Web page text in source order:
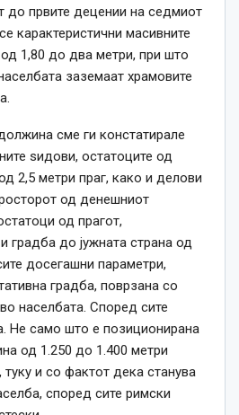
до првите децении на седмиот
карактеристични масивните
1,80 до два метри, при што
заземаат храмовите
сме ги констатирале
ѕидови, остатоците од
2,5 метри праг, како и делови
од денешниот
од прагот,
градба до јужната страна од
досегашни параметри,
градба, поврзана со
населбата. Според сите
Не само што е позиционирана
од 1.250 до 1.400 метри
и со фактот дека станува
според сите римски